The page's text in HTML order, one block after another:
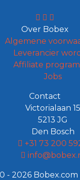
Over Bobex
Algemene
Leverancier
Affiliate
Jobs
Contact
Victorialaan 15
5213 JG
Den Bosch
+31 73 200
- 2026